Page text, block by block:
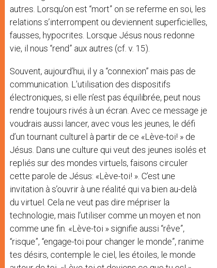
autres. Lorsqu’on est “mort” on se referme en soi, les
relations s’interrompent ou deviennent superficielles,
fausses, hypocrites. Lorsque Jésus nous redonne
vie, il nous “rend” aux autres (cf. v. 15).
Souvent, aujourd’hui, il y a “connexion” mais pas de
communication. L’utilisation des dispositifs
électroniques, si elle n’est pas équilibrée, peut nous
rendre toujours rivés à un écran. Avec ce message je
voudrais aussi lancer, avec vous les jeunes, le défi
d’un tournant culturel à partir de ce «Lève-toi! » de
Jésus. Dans une culture qui veut des jeunes isolés et
repliés sur des mondes virtuels, faisons circuler
cette parole de Jésus: «Lève-toi! ». C’est une
invitation à s’ouvrir à une réalité qui va bien au-delà
du virtuel. Cela ne veut pas dire mépriser la
technologie, mais l’utiliser comme un moyen et non
comme une fin. «Lève-toi » signifie aussi “rêve”,
“risque”, “engage-toi pour changer le monde”, ranime
tes désirs, contemple le ciel, les étoiles, le monde